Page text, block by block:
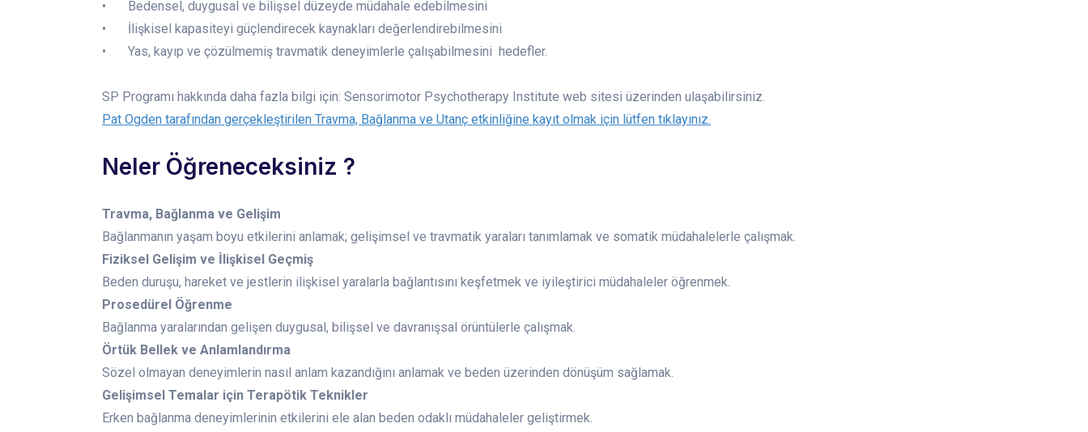
•
Bedensel, duygusal ve bilişsel düzeyde müdahale edebilmesini
•
İlişkisel kapasiteyi güçlendirecek kaynakları değerlendirebilmesini
•
Yas, kayıp ve çözülmemiş travmatik deneyimlerle çalışabilmesini hedefler.
SP Programı hakkında daha fazla bilgi için: Sensorimotor Psychotherapy Institute web sitesi üzerinden ulaşabilirsiniz.
Pat Ogden tarafından gerçekleştirilen Travma, Bağlanma ve Utanç etkinliğine kayıt olmak için lütfen tıklayınız.
Neler Öğreneceksiniz ?
Travma, Bağlanma ve Gelişim
Bağlanmanın yaşam boyu etkilerini anlamak; gelişimsel ve travmatik yaraları tanımlamak ve somatik müdahalelerle çalışmak.
Fiziksel Gelişim ve İlişkisel Geçmiş
Beden duruşu, hareket ve jestlerin ilişkisel yaralarla bağlantısını keşfetmek ve iyileştirici müdahaleler öğrenmek.
Prosedürel Öğrenme
Bağlanma yaralarından gelişen duygusal, bilişsel ve davranışsal örüntülerle çalışmak.
Örtük Bellek ve Anlamlandırma
Sözel olmayan deneyimlerin nasıl anlam kazandığını anlamak ve beden üzerinden dönüşüm sağlamak.
Gelişimsel Temalar için Terapötik Teknikler
Erken bağlanma deneyimlerinin etkilerini ele alan beden odaklı müdahaleler geliştirmek.